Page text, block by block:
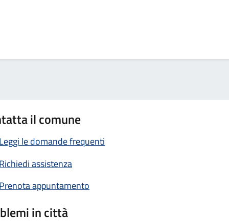
il comune
Leggi le domande frequenti
Richiedi assistenza
Prenota appuntamento
in città